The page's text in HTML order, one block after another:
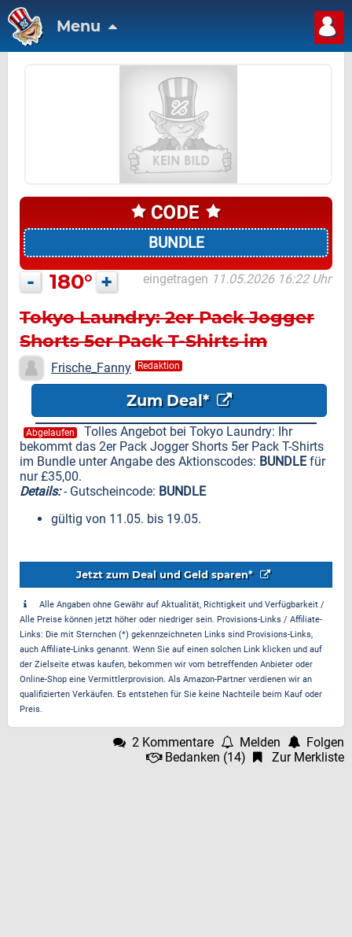
Menu
BUNDLE
- 180° + eingetragen 11.05.2026 16:22 Uhr
Tokyo Laundry: 2er Pack Jogger
Shorts 5er Pack T-Shirts im
BundleFrische_Fanny Redaktion
Zum Deal*
Abgelaufen
Tolles Angebot bei Tokyo Laundry: Ihr
bekommt das 2er Pack Jogger Shorts 5er Pack T-Shirts
im Bundle unter Angabe des Aktionscodes: BUNDLEfür
nur £35,00.
Details:- Gutscheincode: BUNDLE
gültig von 11.05. bis 19.05.
Jetzt zum Deal und Geld sparen*
Alle Angaben ohne Gewähr auf Aktualität, Richtigkeit und Verfügbarkeit /
Alle Preise können jetzt höher oder niedriger sein. Provisions-Links / Affiliate-
Links: Die mit Sternchen (*) gekennzeichneten Links sind Provisions-Links,
auch Affiliate-Links genannt. Wenn Sie auf einen solchen Link klicken und auf
der Zielseite etwas kaufen, bekommen wir vom betreffenden Anbieter oder
Online-Shop eine Vermittlerprovision. Als Amazon-Partner verdienen wir an
qualifizierten Verkäufen. Es entstehen für Sie keine Nachteile beim Kauf oder
Preis.
2 Kommentare Melden
Folgen
Bedanken (14) Zur Merkliste